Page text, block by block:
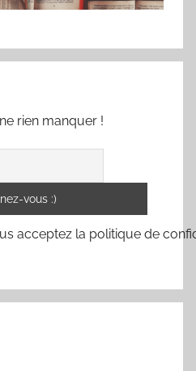
rien manquer !
acceptez la politique de